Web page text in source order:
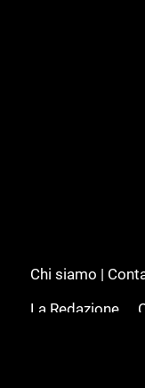
Chi siamo |
La Redazione